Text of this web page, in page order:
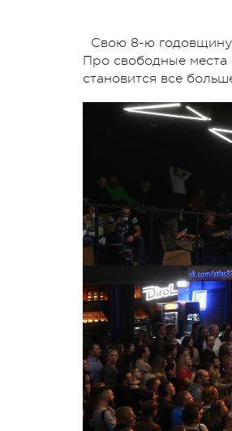
Свою 8-ю годовщину
Про свободные
становится все